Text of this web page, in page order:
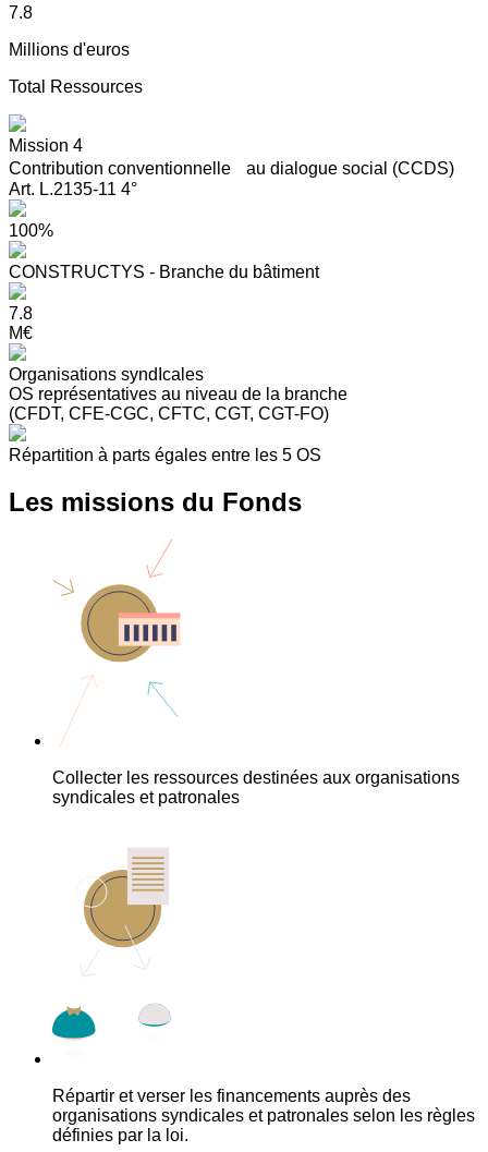
7.8
Millions d'euros
Total Ressources
Mission 4
Contribution conventionnelle au dialogue social (CCDS)
Art. L.2135-11 4°
100%
CONSTRUCTYS - Branche du bâtiment
7.8
M€
Organisations syndIcales
OS représentatives au niveau de la branche
(CFDT, CFE-CGC, CFTC, CGT, CGT-FO)
Répartition à parts égales entre les 5 OS
Les missions du Fonds
Collecter les ressources destinées aux organisations
syndicales et patronales
Répartir et verser les financements auprès des
organisations syndicales et patronales selon les règles
définies par la loi.